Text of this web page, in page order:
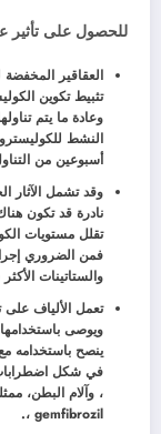
للحصول على تأثير
العقاقير المخفضة
تثبيط تكوين
وعادة ما يتم
النشط
أسبوعين من
وقد تشمل الآثار
نادرة قد تكون
والستاتينات
تعمل الألياف على
ينصح باستخدامه
في شكل اضطرابات
، gemfibrozil.